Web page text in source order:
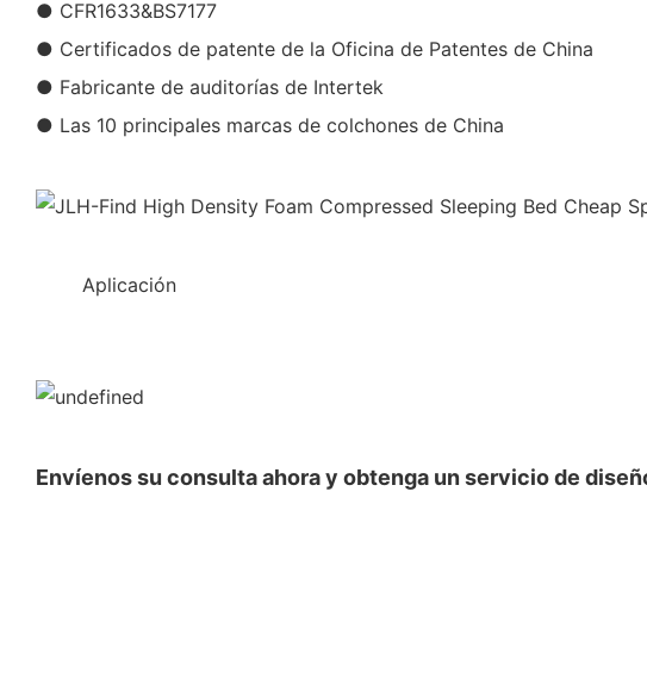
● CFR1633&BS7177
● Certificados de patente de la Oficina de Patentes de China
● Fabricante de auditorías de Intertek
● Las 10 principales marcas de colchones de China
Aplicación
Envíenos su consulta ahora y obtenga un servicio de